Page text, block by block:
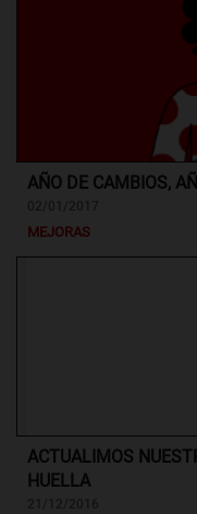
AÑO DE CAMBIOS,
MEJORAS
ACTUALIMOS
HUELLA